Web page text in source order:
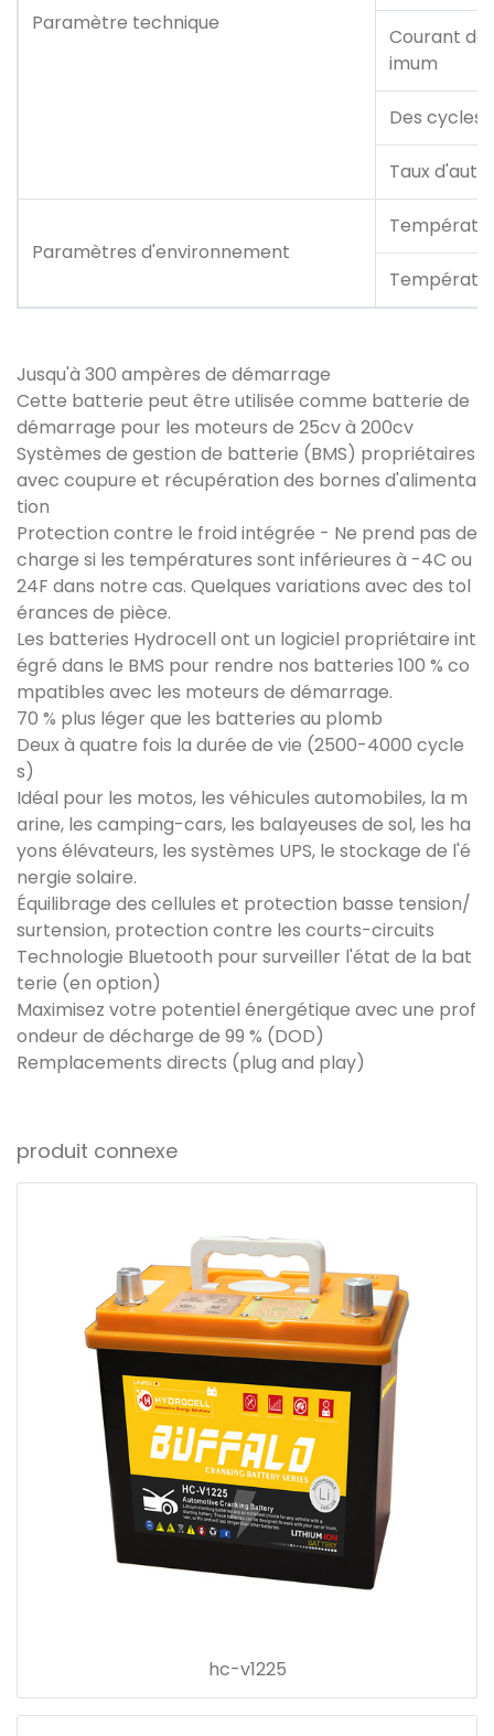
Paramètre technique
Courant de
imum
Des cycles
Taux
Paramètres d'environnement
Jusqu'à 300 ampères de démarrage
Cette batterie peut être utilisée comme batterie de
démarrage pour les moteurs de 25cv à 200cv
Systèmes de gestion de batterie (BMS) propriétaires
avec coupure et récupération des bornes d'alimenta
tion
Protection contre le froid intégrée - Ne prend pas de
charge si les températures sont inférieures à -4C ou
24F dans notre cas. Quelques variations avec des tol
érances de pièce.
Les batteries Hydrocell ont un logiciel propriétaire int
égré dans le BMS pour rendre nos batteries 100 % co
mpatibles avec les moteurs de démarrage.
70 % plus léger que les batteries au plomb
Deux à quatre fois la durée de vie (2500-4000 cycle
s)
Idéal pour les motos, les véhicules automobiles, la m
arine, les camping-cars, les balayeuses de sol, les ha
yons élévateurs, les systèmes UPS, le stockage de l'é
nergie solaire.
Équilibrage des cellules et protection basse tension/
surtension, protection contre les courts-circuits
Technologie Bluetooth pour surveiller l'état de la bat
terie (en option)
Maximisez votre potentiel énergétique avec une prof
ondeur de décharge de 99 % (DOD)
Remplacements directs (plug and play)
produit connexe
hc-v1225